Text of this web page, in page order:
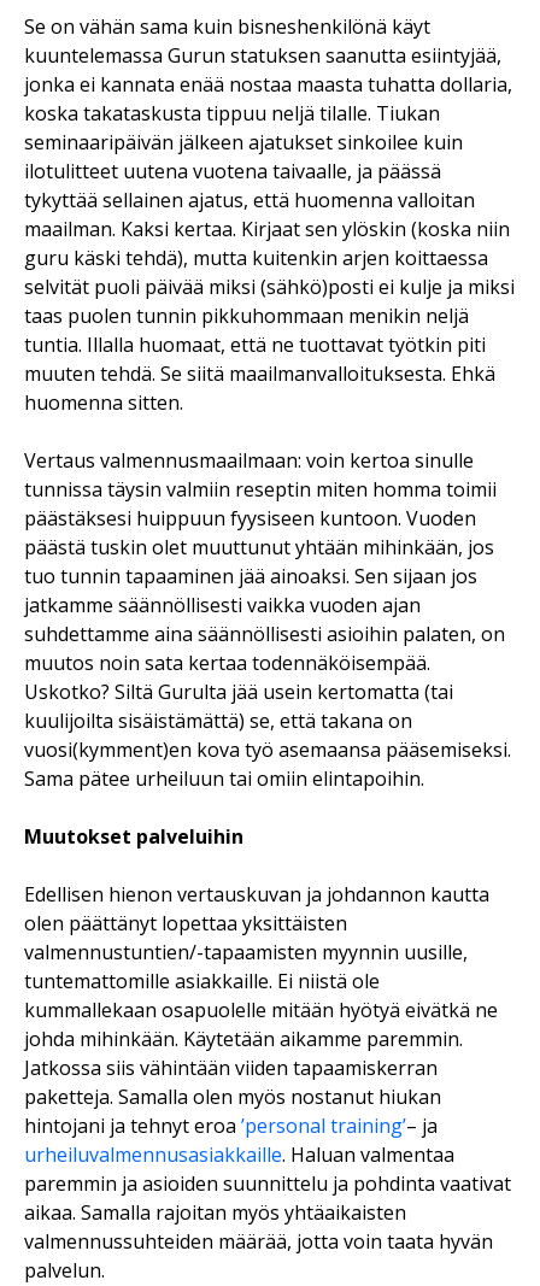
Se on vähän sama kuin bisneshenkilönä käyt
kuuntelemassa Gurun statuksen saanutta esiintyjää,
jonka ei kannata enää nostaa maasta tuhatta dollaria,
koska takataskusta tippuu neljä tilalle. Tiukan
seminaaripäivän jälkeen ajatukset sinkoilee kuin
ilotulitteet uutena vuotena taivaalle, ja päässä
tykyttää sellainen ajatus, että huomenna valloitan
maailman. Kaksi kertaa. Kirjaat sen ylöskin (koska niin
guru käski tehdä), mutta kuitenkin arjen koittaessa
selvität puoli päivää miksi (sähkö)posti ei kulje ja miksi
taas puolen tunnin pikkuhommaan menikin neljä
tuntia. Illalla huomaat, että ne tuottavat työtkin piti
muuten tehdä. Se siitä maailmanvalloituksesta. Ehkä
huomenna sitten.
Vertaus valmennusmaailmaan: voin kertoa sinulle
tunnissa täysin valmiin reseptin miten homma toimii
päästäksesi huippuun fyysiseen kuntoon. Vuoden
päästä tuskin olet muuttunut yhtään mihinkään, jos
tuo tunnin tapaaminen jää ainoaksi. Sen sijaan jos
jatkamme säännöllisesti vaikka vuoden ajan
suhdettamme aina säännöllisesti asioihin palaten, on
muutos noin sata kertaa todennäköisempää.
Uskotko? Siltä Gurulta jää usein kertomatta (tai
kuulijoilta sisäistämättä) se, että takana on
vuosi(kymment)en kova työ asemaansa pääsemiseksi.
Sama pätee urheiluun tai omiin elintapoihin.
Muutokset palveluihin
Edellisen hienon vertauskuvan ja johdannon kautta
olen päättänyt lopettaa yksittäisten
valmennustuntien/-tapaamisten myynnin uusille,
tuntemattomille asiakkaille. Ei niistä ole
kummallekaan osapuolelle mitään hyötyä eivätkä ne
johda mihinkään. Käytetään aikamme paremmin.
Jatkossa siis vähintään viiden tapaamiskerran
paketteja. Samalla olen myös nostanut hiukan
hintojani ja tehnyt eroa ’personal training’– ja
urheiluvalmennusasiakkaille. Haluan valmentaa
paremmin ja asioiden suunnittelu ja pohdinta vaativat
aikaa. Samalla rajoitan myös yhtäaikaisten
valmennussuhteiden määrää, jotta voin taata hyvän
palvelun.